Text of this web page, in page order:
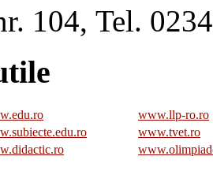
104, Tel.
www.llp-ro.ro
www.tvet.ro